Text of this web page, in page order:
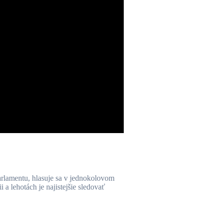
hlasuje sa v jednokolovom
a lehotách je najistejšie sledovať